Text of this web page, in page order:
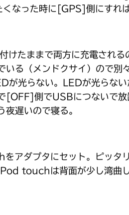
なった時に[GPS]側にすれば
ままで両方に充電される
いる（メンドクサイ）ので
光らない。LEDが光らな
[OFF]側でUSBにつないで
遅いので寝る。
ダプタにセット。ピッタ
touchは背面が少し湾曲